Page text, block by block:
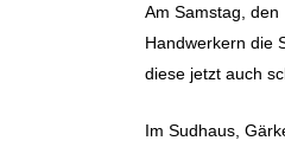
Am Samstag,
Handwerkern die
diese jetzt auch
Im Sudhaus,